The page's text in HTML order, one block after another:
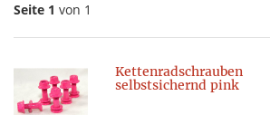
Seite 1 von 1
Kettenradschrauben
selbstsichernd pink